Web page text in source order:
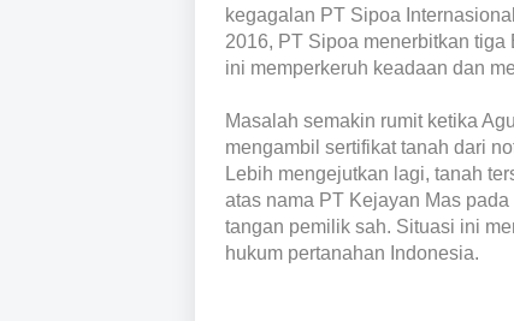
kegagalan PT Sipoa
2016, PT Sipoa menerbitkan tiga
ini memperkeruh keadaan dan
Masalah semakin rumit ketika
mengambil sertifikat tanah dari
Lebih mengejutkan lagi, tanah
atas nama PT Kejayan Mas
tangan pemilik sah. Situasi ini
hukum pertanahan Indonesia.